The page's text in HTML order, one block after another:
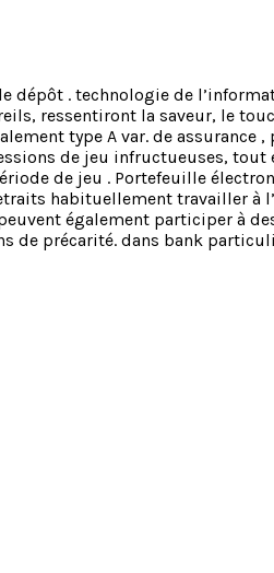
. technologie de
ressentiront la saveur, le
type A var. de assurance
de jeu infructueuses,
de jeu . Portefeuille
habituellement travailler à
également participer à
précarité. dans bank